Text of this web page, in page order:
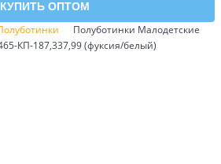
КУПИТЬ ОПТОМ
Полуботинки Малодетские
КП-187,337,99 (фуксия/белый)